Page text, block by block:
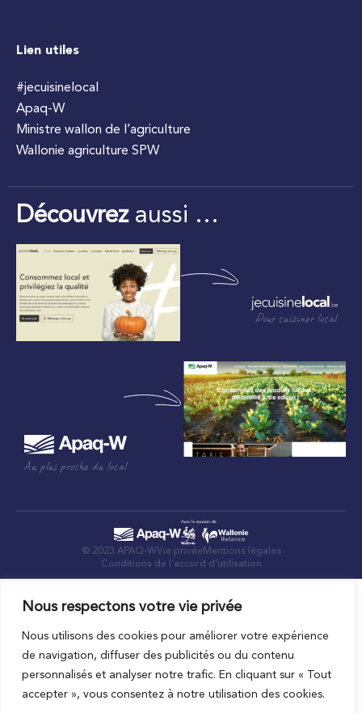
Nous respectons votre vie privée
Nous utilisons des cookies pour améliorer votre expérience
de navigation, diffuser des publicités ou du contenu
personnalisés et analyser notre trafic. En cliquant sur « Tout
accepter », vous consentez à notre utilisation des cookies.
Lien utiles
#jecuisinelocal
Apaq-W
Ministre wallon de l’agriculture
Wallonie agriculture SPW
Découvrezaussi …
Pour cuisiner local
Au plus proche du local
© 2023 APAQ-WVie privée Mentions légales
Conditions de l’accord d’utilisation